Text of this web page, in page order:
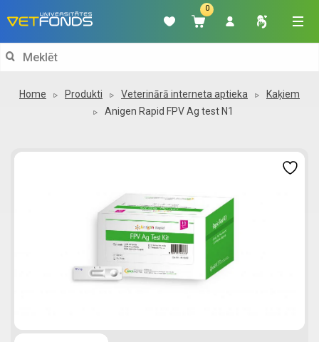
0
Search
Home Produkti Veterinārā interneta aptieka
Kaķiem
Anigen Rapid FPV Ag test N1